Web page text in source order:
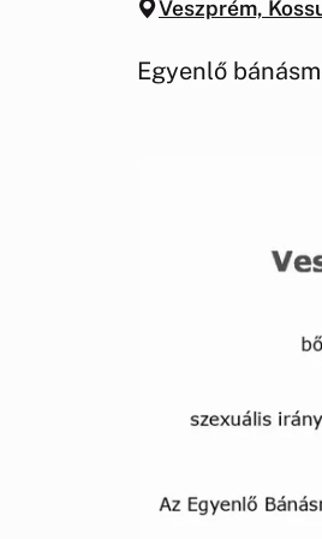
Veszprém,
Egyenlő